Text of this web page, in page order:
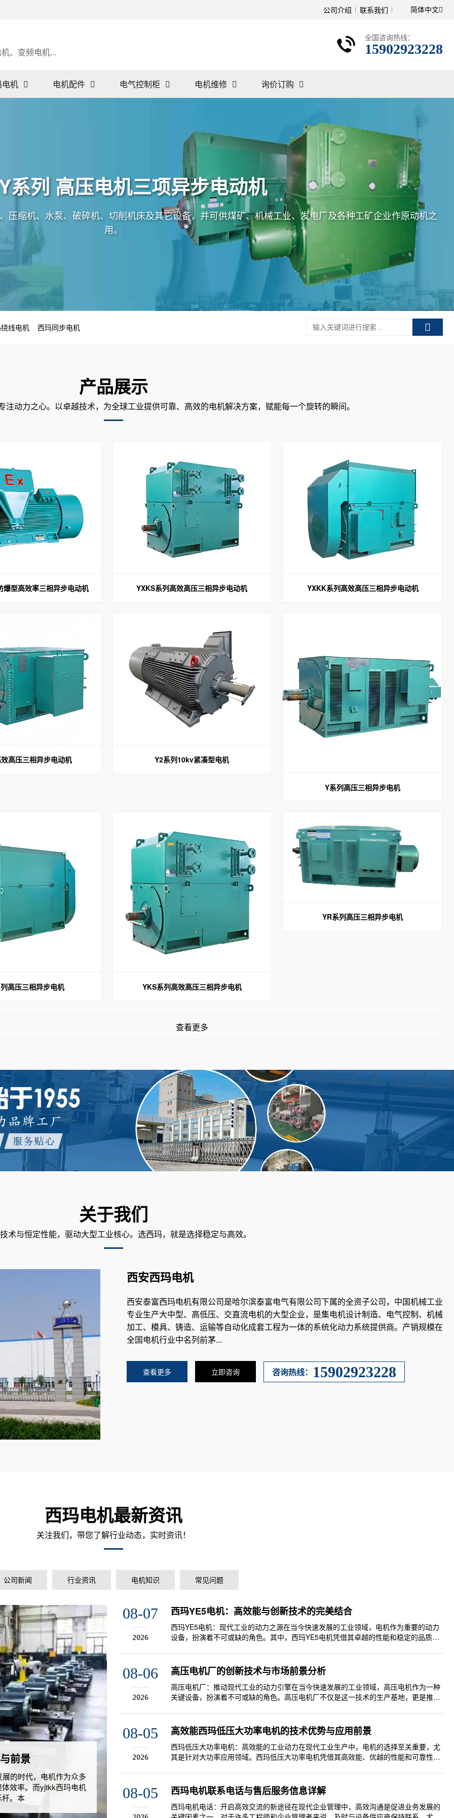
公司介绍 联系我们 简体中文
、变频电机...
全国咨询热线：
15902923228
机 电机配件 电气控制柜 电机维修 询价订购
系列 高压电机三项异步电动机
压缩机、水泵、破碎机、切削机床及其它设备，并可供煤矿、机械工业、发电厂及各种工矿企业作原动机之
用。
线电机 西玛同步电机
产品展示
动力之心。以卓越技术，为全球工业提供可靠、高效的电机解决方案，赋能每一个旋转的瞬间。
爆型高效率三相异步电动机 YXKS系列高效高压三相异步电动机 YXKK系列高效高压三相异步电动机
高压三相异步电动机 Y2系列10kv紧凑型电机
Y系列高压三相异步电机
高压三相异步电机 YKS系列高效高压三相异步电机
YR系列高压三相异步电机
查看更多
关于我们
术与恒定性能，驱动大型工业核心。选西玛，就是选择稳定与高效。
西安西玛电机
西安泰富西玛电机有限公司是哈尔滨泰富电气有限公司下属的全资子公司，中国机械工业
专业生产大中型、高低压、交直流电机的大型企业，是集电机设计制造、电气控制、机械
加工、模具、铸造、运输等自动化成套工程为一体的系统化动力系统提供商。产销规模在
全国电机行业中名列前茅...
查看更多 立即咨询 咨询热线： 15902923228
西玛电机最新资讯
关注我们，带您了解行业动态，实时资讯！
公司新闻 行业资讯 电机知识 常见问题
前景
的时代，电机作为众多
效率。而yjtkk西玛电机
。本
08-07
2026
西玛YE5电机：高效能与创新技术的完美结合
西玛YE5电机：现代工业的动力之源在当今快速发展的工业领域，电机作为重要的动力
设备，扮演着不可或缺的角色。其中，西玛YE5电机凭借其卓越的性能和稳定的品质，
08-06
2026
高压电机厂的创新技术与市场前景分析
高压电机厂：推动现代工业的动力引擎在当今快速发展的工业领域，高压电机作为一种
关键设备，扮演着不可或缺的角色。高压电机厂不仅是这一技术的生产基地，更是推动
08-05
2026
高效能西玛低压大功率电机的技术优势与应用前景
西玛低压大功率电机：高效能的工业动力在现代工业生产中，电机的选择至关重要，尤
其是针对大功率应用领域。西玛低压大功率电机凭借其高效能、优越的性能和可靠性，
08-05 西玛电机联系电话与售后服务信息详解
西玛电机电话：开启高效交流的新途径在现代企业管理中，高效沟通是促进业务发展的